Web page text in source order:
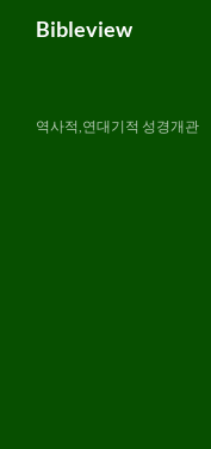
content
Bibleview
역사적,연대기적 성경개관